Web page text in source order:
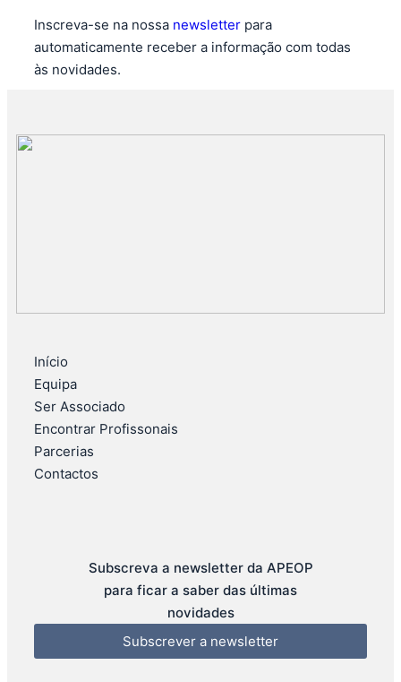
Inscreva-se na nossa newsletter para
automaticamente receber a informação com todas
às novidades.
Início
Equipa
Ser Associado
Encontrar Profissonais
Parcerias
Contactos
Subscreva a newsletter da APEOP
para ficar a saber das últimas
novidades
Subscrever a newsletter